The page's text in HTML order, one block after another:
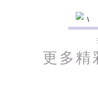
更多精